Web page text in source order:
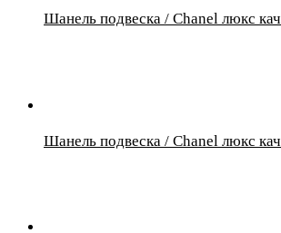
Шанель подвеска / Chanel люкс
Шанель подвеска / Chanel люкс